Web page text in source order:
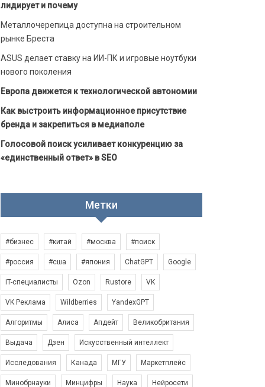
лидирует и почему
Металлочерепица доступна на строительном
рынке Бреста
ASUS делает ставку на ИИ-ПК и игровые ноутбуки
нового поколения
Европа движется к технологической автономии
Как выстроить информационное присутствие
бренда и закрепиться в медиаполе
Голосовой поиск усиливает конкуренцию за
«единственный ответ» в SEO
Метки
#бизнес #китай #москва #поиск
#россия #сша #япония ChatGPT Google
IT-специалисты Ozon Rustore VK
VK Реклама Wildberries YandexGPT
Алгоритмы Алиса Апдейт Великобритания
Выдача Дзен Искусственный интеллект
Исследования Канада МГУ Маркетплейс
Минобрнауки Минцифры Наука Нейросети